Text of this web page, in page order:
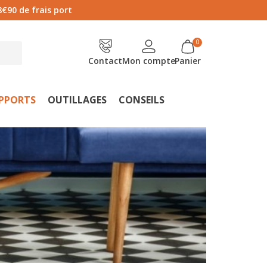
de frais port
ContactMon comptePanier
OUTILLAGES CONSEILS